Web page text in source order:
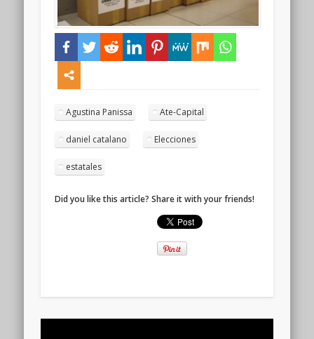
Agustina Panissa Ate-Capital
daniel catalano Elecciones
estatales
Did you like this article? Share it with your friends!